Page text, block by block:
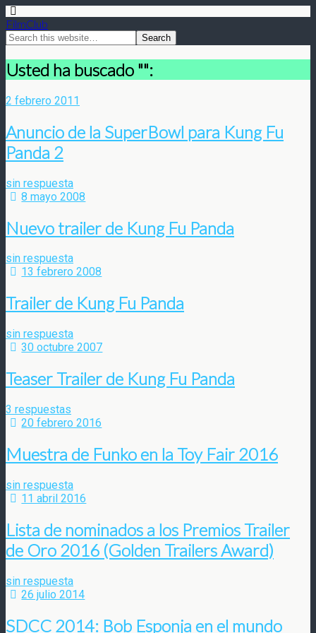
FilmClub
Usted ha buscado "":
2 febrero 2011
Anuncio de la SuperBowl para Kung Fu
Panda 2
sin respuesta
8 mayo 2008
Nuevo trailer de Kung Fu Panda
sin respuesta
13 febrero 2008
Trailer de Kung Fu Panda
sin respuesta
30 octubre 2007
Teaser Trailer de Kung Fu Panda
3 respuestas
20 febrero 2016
Muestra de Funko en la Toy Fair 2016
sin respuesta
11 abril 2016
Lista de nominados a los Premios Trailer
de Oro 2016 (Golden Trailers Award)
sin respuesta
26 julio 2014
SDCC 2014: Bob Esponja en el mundo